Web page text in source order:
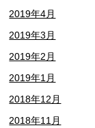
2019年4月
2019年3月
2019年2月
2019年1月
2018年12月
2018年11月